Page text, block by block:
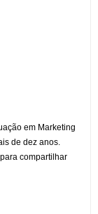
em Marketing
de dez anos.
compartilhar